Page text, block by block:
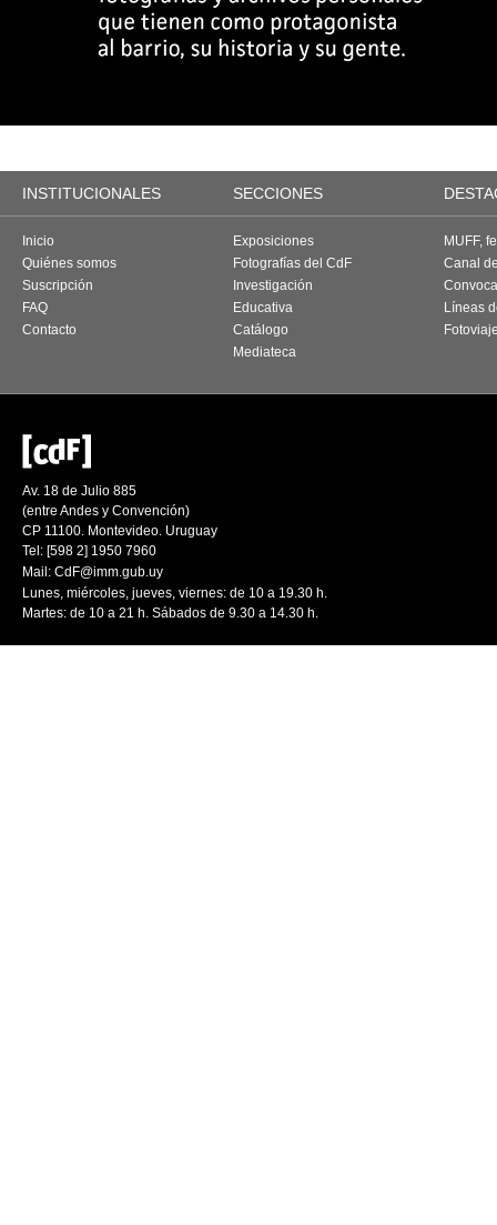
INSTITUCIONALES SECCIONES
Inicio
Quiénes somos
Suscripción
FAQ
Contacto
Exposiciones
Fotografías del CdF
Investigación
Educativa
Catálogo
Mediateca
MUFF,
Canal
Líneas
Av. 18 de Julio 885
(entre Andes y Convención)
CP 11100. Montevideo. Uruguay
Tel: [598 2] 1950 7960
Mail: CdF@imm.gub.uy
Lunes, miércoles, jueves, viernes: de 10 a 19.30 h.
Martes: de 10 a 21 h. Sábados de 9.30 a 14.30 h.